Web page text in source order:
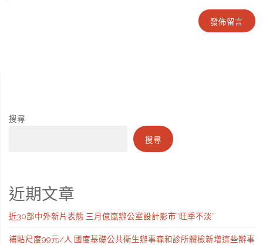
搜尋
搜尋
近期文章
近30部中外新片表態 三月億嵐辦公室設計影市“旺季不淡”
補貼尺度99元/人 國度基礎公共衛生辦事森和診所體檢新增這些辦事